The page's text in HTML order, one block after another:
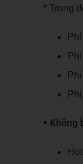
* Trong
* Không